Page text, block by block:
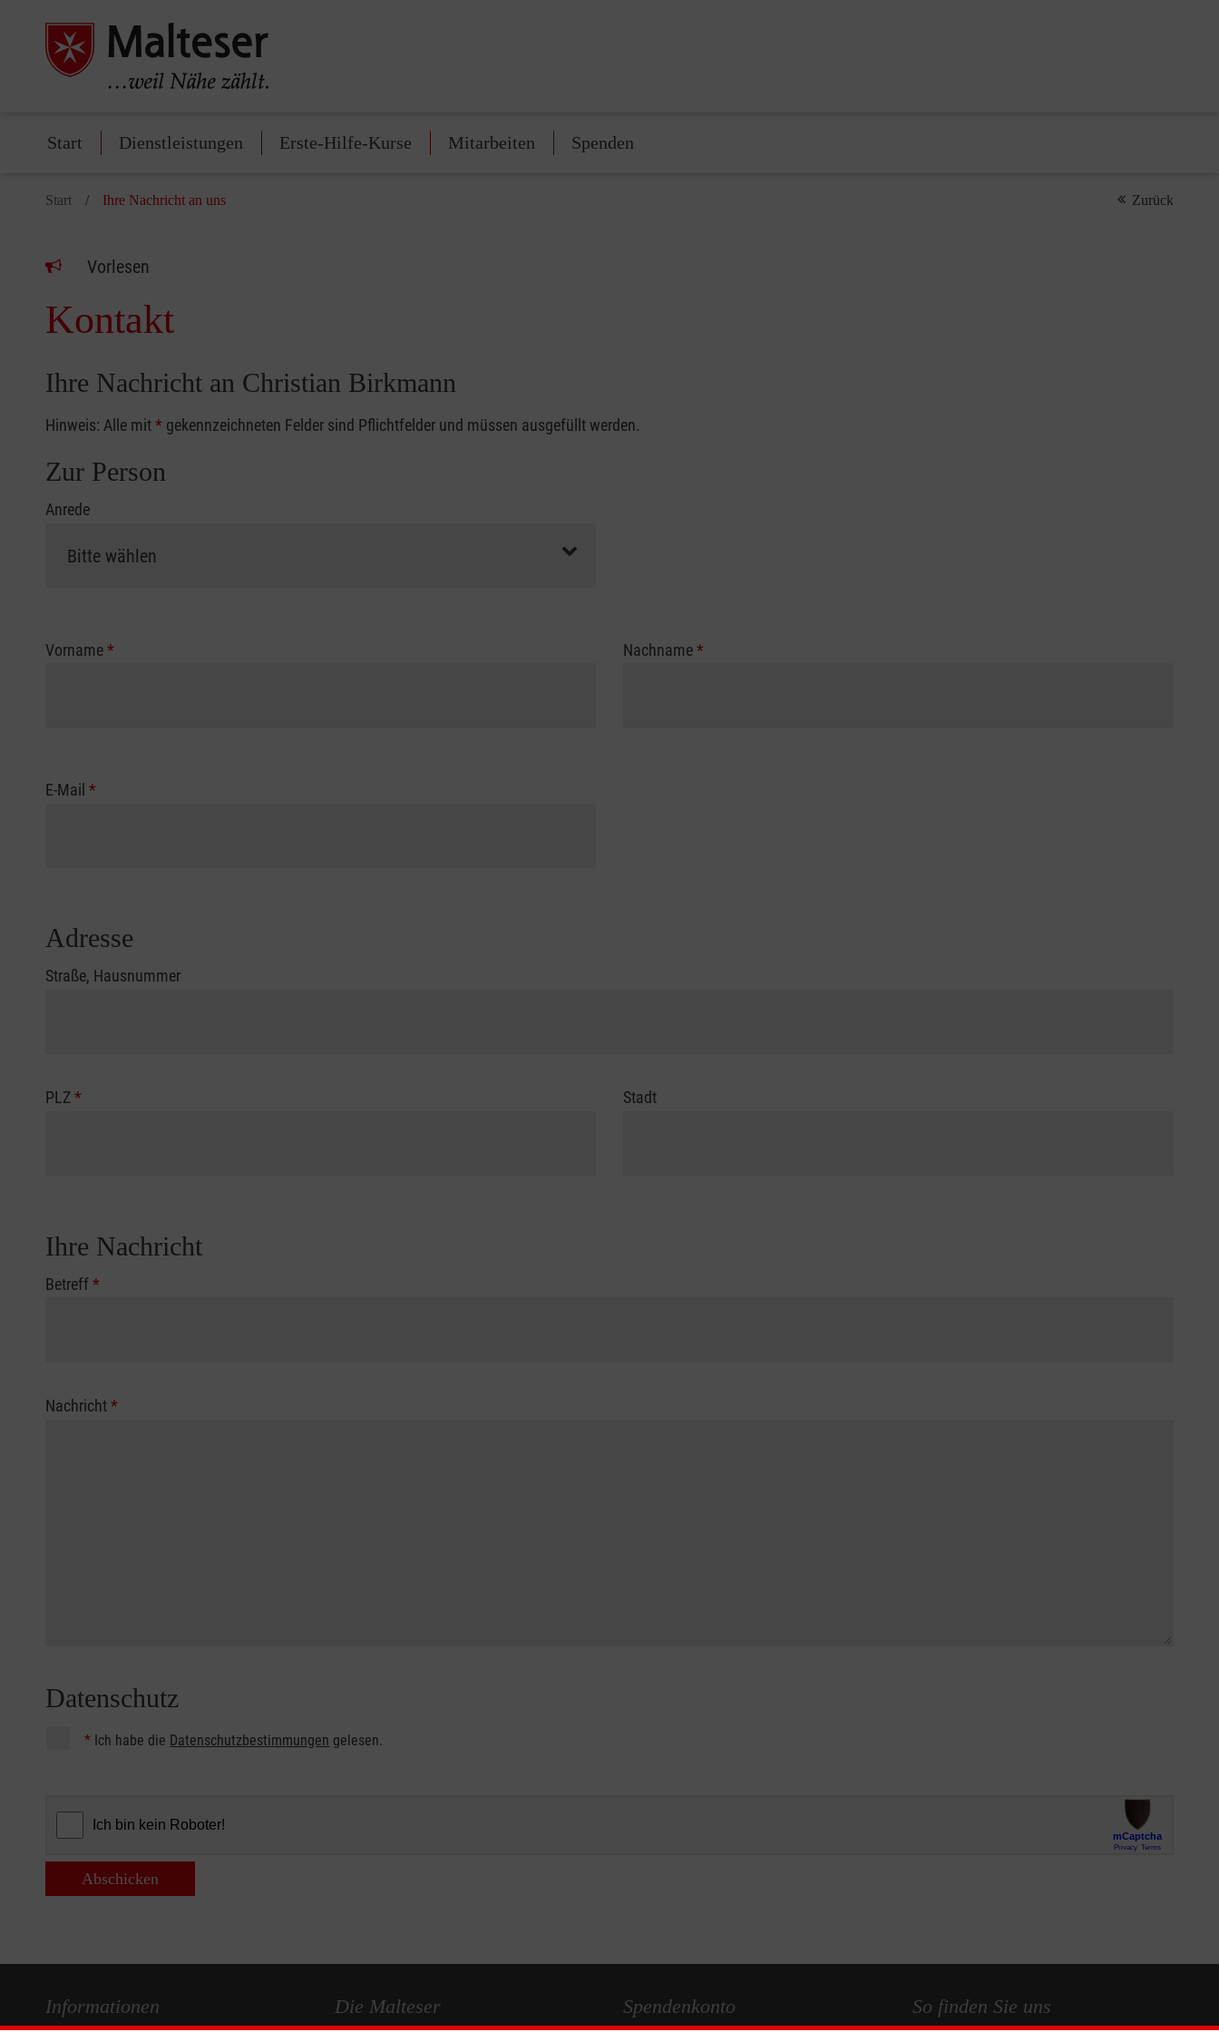
Start Dienstleistungen Erste-Hilfe-Kurse Mitarbeiten Spenden
Start Ihre Nachricht an uns Zurück
Vorlesen
Kontakt
Ihre Nachricht an Christian Birkmann
Hinweis: Alle mit* gekennzeichneten Felder sind Pflichtfelder und müssen ausgefüllt werden.
Zur Person
Anrede
Vorname* Nachname*
E-Mail *
Adresse
Straße, Hausnummer
PLZ* Stadt
Ihre Nachricht
Betreff*
Nachricht*
Datenschutz
* Ich habe die Datenschutzbestimmungen gelesen.
Abschicken
Informationen Die Malteser Spendenkonto So finden Sie uns